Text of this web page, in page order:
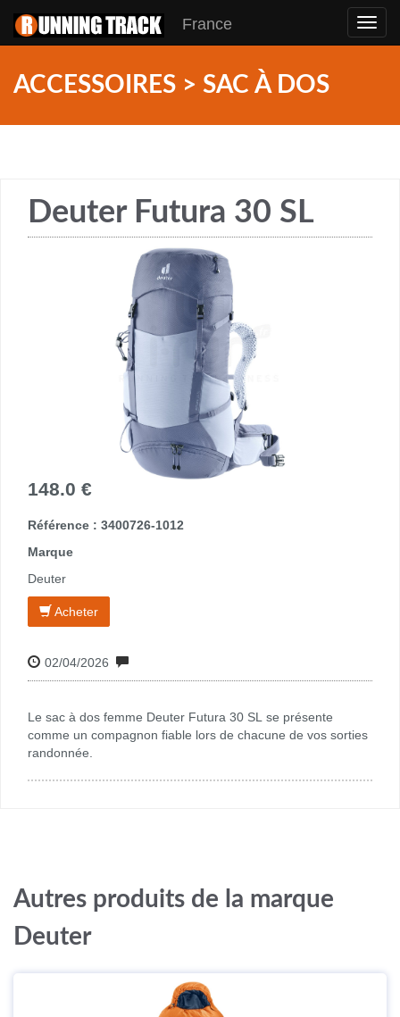
France
ACCESSOIRES > SAC À DOS
Deuter Futura 30 SL
148.0 €
Référence : 3400726-1012
Marque
Deuter
Acheter
02/04/2026
Le sac à dos femme Deuter Futura 30 SL se présente
comme un compagnon fiable lors de chacune de vos sorties
randonnée.
Autres produits de la marque
Deuter